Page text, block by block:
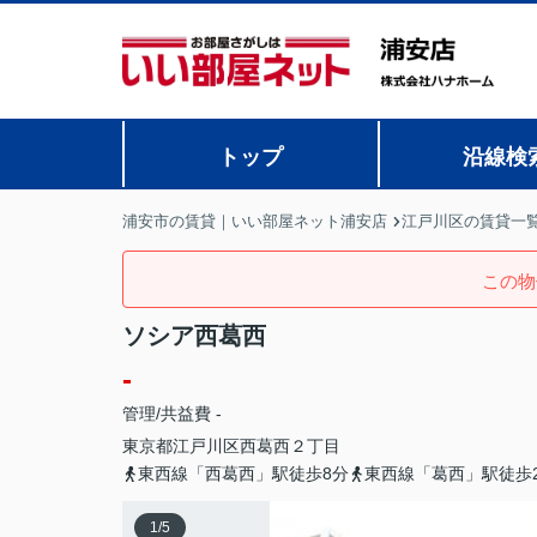
トップ 沿線検
浦安市の賃貸｜いい部屋ネット浦安店 江戸川区の賃貸一
この
ソシア西葛西
-
管理/共益費 -
東京都江戸川区西葛西２丁目
東西線「西葛西」駅徒歩8分
東西線「葛西」駅徒歩
1/5